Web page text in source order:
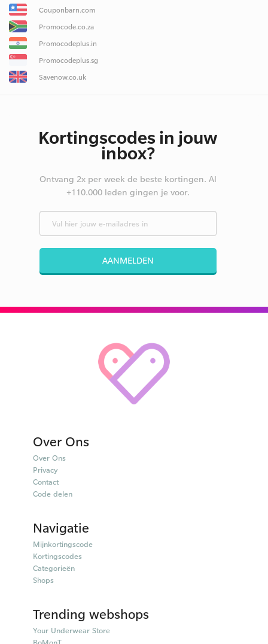
Couponbarn.com
Promocode.co.za
Promocodeplus.in
Promocodeplus.sg
Savenow.co.uk
Kortingscodes in jouw
inbox?
Ontvang 2x per week de beste kortingen. Al
+110.000 leden gingen je voor.
AANMELDEN
Over Ons
Over Ons
Privacy
Contact
Code delen
Navigatie
Mijnkortingscode
Kortingscodes
Categorieën
Shops
Trending webshops
Your Underwear Store